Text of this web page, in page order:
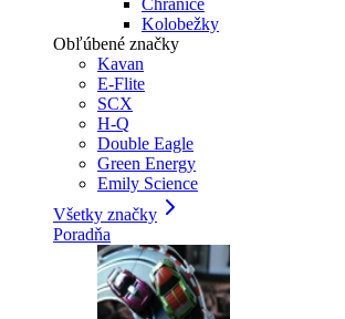
Chrániče
Kolobežky
Obľúbené značky
Kavan
E-Flite
SCX
H-Q
Double Eagle
Green Energy
Emily Science
Všetky značky
Poradňa